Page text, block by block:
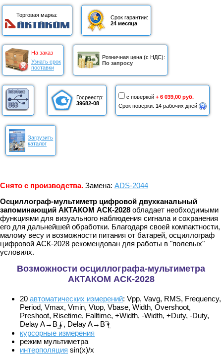
Торговая марка:
Срок гарантии:
24 месяца
На заказ
Узнать срок
поставки
Розничная цена (с НДС):
По запросу
Госреестр:
39682-08
с поверкой + 6 039,00 руб.
Срок поверки: 14 рабочих дней
Загрузить
каталог
Снято с производства. Замена: ADS-2044
Осциллограф-мультиметр цифровой двухканальный
запоминающий АКТАКОМ АСК-2028 обладает необходимыми
функциями для визуального наблюдения сигнала и сохранения
его для дальнейшей обработки. Благодаря своей компактности,
малому весу и возможности питания от батарей, осциллограф
цифровой АСК-2028 рекомендован для работы в "полевых"
условиях.
Возможности осциллографа-мультиметра
АКТАКОМ АСК-2028
20 автоматических измерений: Vpp, Vavg, RMS, Frequency,
Period, Vmax, Vmin, Vtop, Vbase, Width, Overshoot,
Preshoot, Risetime, Falltime, +Width, -Width, +Duty, -Duty,
Delay A→B
, Delay A→B
курсорные измерения
режим мультиметра
интерполяция sin(x)/x